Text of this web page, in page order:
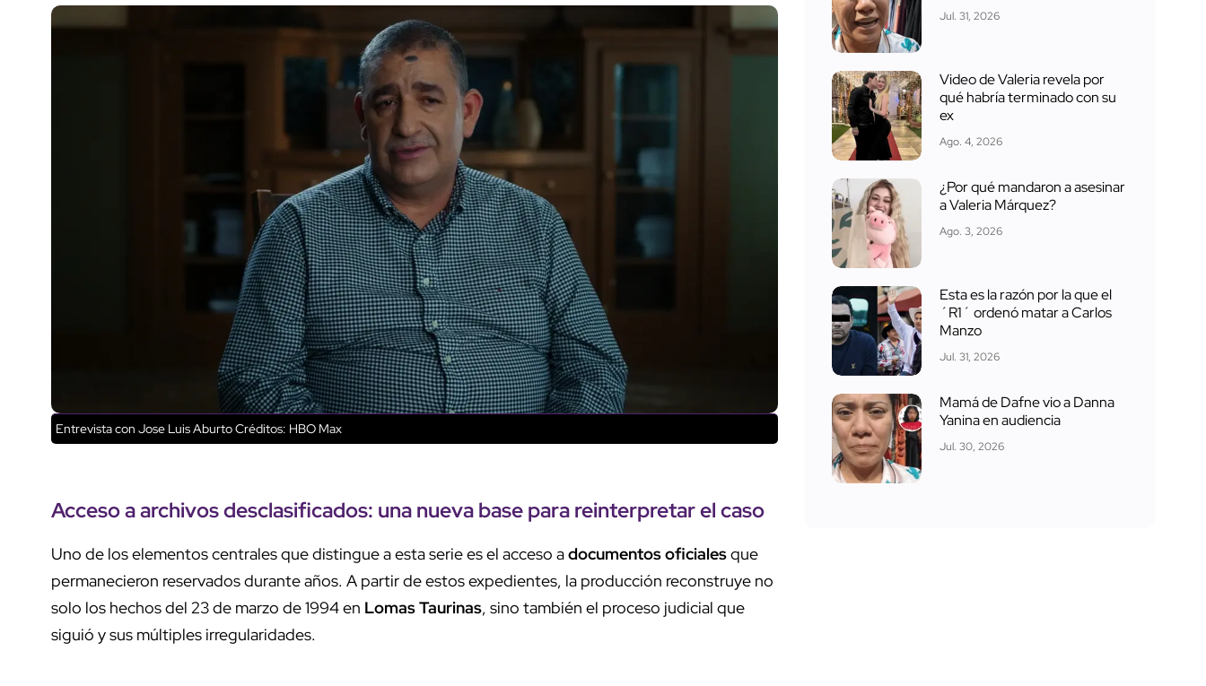
Entrevista con Jose Luis AburtoCréditos: HBO Max
Acceso a archivos desclasificados: una nueva base para reinterpretar el caso
Uno de los elementos centrales que distingue a esta serie es el acceso adocumentos oficialesque
permanecieron reservados durante años. A partir de estos expedientes, la producción reconstruye no
solo los hechos del 23 de marzo de 1994 en Lomas Taurinas, sino también el proceso judicial que
siguió y sus múltiples irregularidades.
Jul. 31, 2026
Video de Valeria revela por
qué habría terminado con su
ex
Ago. 4, 2026
¿Por qué mandaron a asesinar
a Valeria Márquez?
Ago. 3, 2026
Esta es la razón por la que el
´R1´ ordenó matar a Carlos
Manzo
Jul. 31, 2026
Mamá de Dafne vio a Danna
Yanina en audiencia
Jul. 30, 2026